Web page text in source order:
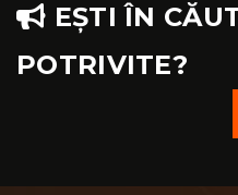
EȘTI ÎN
POTRIVITE?